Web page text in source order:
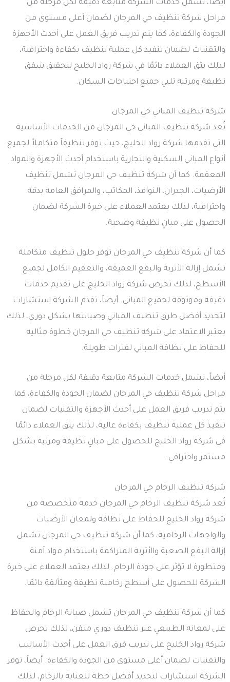
أيضاً، تشمل خدمات الشركة متابعة دقيقة لكل مرحلة من
مراحل شركة تنظيف حي المرجان لضمان أعلى مستوى من
الجودة والكفاءة، كما يتم تدريب فريق العمل على أحدث الأجهزة
والتقنيات لضمان تنفيذ كل عملية تنظيف بكفاءة واحترافية،
لذلك يثق العملاء دائمًا في شركة رواد الخليج لتحقيق شقق
نظيفة ومرتبة تلبي جميع احتياجات السكان.
شركة تنظيف المباني حي المرجان
تُعد شركة تنظيف المباني حي المرجان من الخدمات الأساسية
التي تقدمها شركة رواد الخليج، حيث توفر تنظيفاً متكاملاً لجميع
أنواع المباني السكنية والتجارية باستخدام أحدث الأجهزة والمواد
المعقمة. كما أن شركة تنظيف حي المرجان تشمل تنظيف
الأرضيات، الجدران، النوافذ، المكاتب، والمرافق العامة بدقة
واحترافية، لذلك يعتمد العملاء على خبرة الشركة لضمان
الحصول على مبانٍ نظيفة وصحية.
كما أن شركة تنظيف حي المرجان توفر حلول تنظيف متكاملة
تشمل إزالة الأتربة والبقع العميقة، والتعقيم الكامل لجميع
الأسطح، لذلك تحرص شركة رواد الخليج على تقديم خدمات
دقيقة وموثوقة لجميع المباني. أيضاً، تقدم الشركة استشارات
لتحديد أفضل طرق تنظيف المباني وصيانتها بشكل دوري، لذلك
يعتبر الاعتماد على شركة تنظيف حي المرجان خطوة مثالية
للحفاظ على نظافة المباني لفترات طويلة.
أيضاً، تشمل خدمات الشركة متابعة دقيقة لكل مرحلة من
مراحل شركة تنظيف حي المرجان لضمان الجودة والكفاءة، كما
يتم تدريب فريق العمل على أحدث الأجهزة والتقنيات لضمان
تنفيذ كل عملية تنظيف بكفاءة عالية، لذلك يثق العملاء دائمًا
في شركة رواد الخليج للحصول على مبانٍ نظيفة ومرتبة بشكل
مستمر واحترافي.
شركة تنظيف الرخام حي المرجان
تُعد شركة تنظيف الرخام حي المرجان خدمة متخصصة من
شركة رواد الخليج للحفاظ على نظافة ولمعان الأرضيات
والواجهات الرخامية، كما أن شركة تنظيف حي المرجان تشمل
إزالة البقع الصعبة والأتربة المتراكمة باستخدام مواد آمنة
ومتطورة لا تؤثر على جودة الرخام. لذلك يعتمد العملاء على خبرة
الشركة للحصول على أسطح رخامية نظيفة ومتألقة دائمًا.
كما أن شركة تنظيف حي المرجان تشمل صيانة الرخام والحفاظ
على لمعانه الطبيعي عبر تنظيف دوري متقن، لذلك تحرص
شركة رواد الخليج على تدريب فرق العمل على أحدث الأساليب
والتقنيات لضمان أعلى مستوى من الجودة والكفاءة. أيضاً، توفر
الشركة استشارات لتحديد أفضل خطة للعناية بالرخام، لذلك